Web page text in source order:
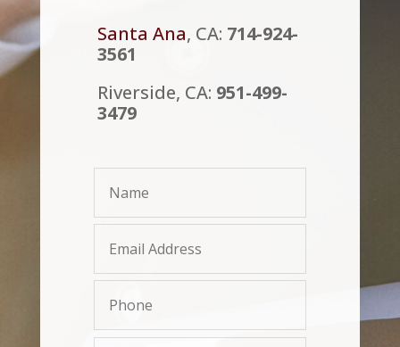
Santa Ana, CA: 714-924-
3561
Riverside, CA: 951-499-
3479